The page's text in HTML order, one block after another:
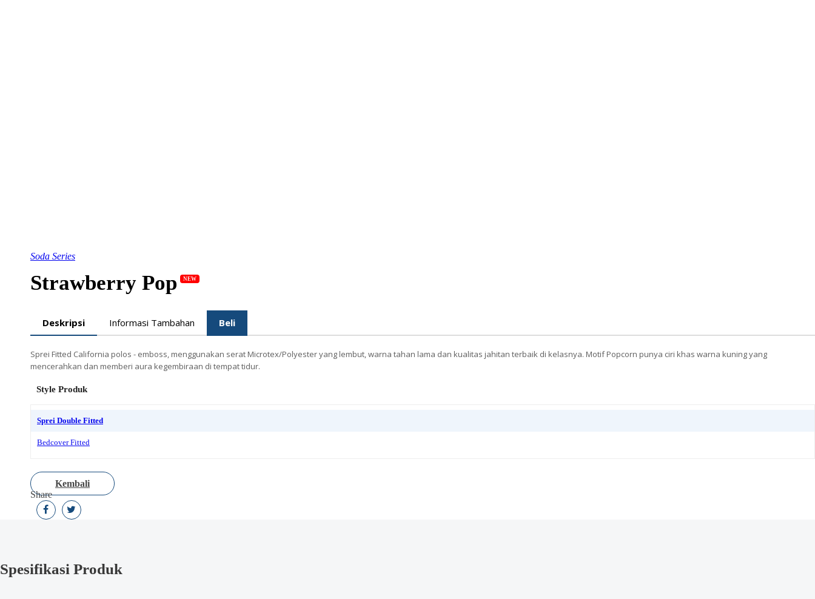
Soda Series
Strawberry Pop NEW
Deskripsi Informasi Tambahan Beli
Sprei Fitted California polos - emboss, menggunakan serat Microtex/Polyester yang lembut, warna tahan lama dan kualitas jahitan terbaik di kelasnya. Motif Popcorn punya ciri khas warna kuning yang
mencerahkan dan memberi aura kegembiraan di tempat tidur.
Style Produk
Sprei Double Fitted
Bedcover Fitted
Kembali
Share
Spesifikasi Produk